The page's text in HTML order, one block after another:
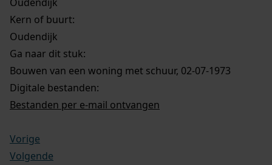
Kern of buurt:
Oudendijk
Ga naar dit stuk:
Bouwen van een woning met schuur, 02-07-1973
Digitale bestanden:
Bestanden per e-mail ontvangen
Vorige
Volgende